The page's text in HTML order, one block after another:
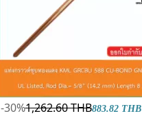
-30%1,262.60 THB883.82 THB